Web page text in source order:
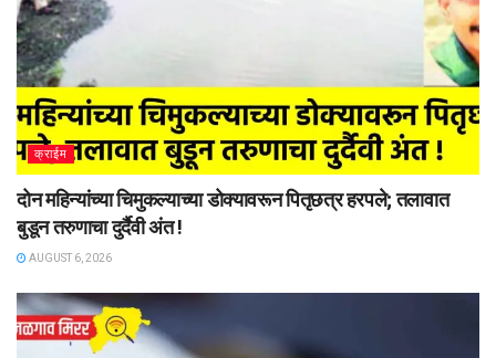
क्राईम
दोन महिन्यांच्या चिमुकल्याच्या डोक्यावरून पितृछत्र हरपले; तलावात
बुडून तरुणाचा दुर्दैवी अंत !
AUGUST 6, 2026